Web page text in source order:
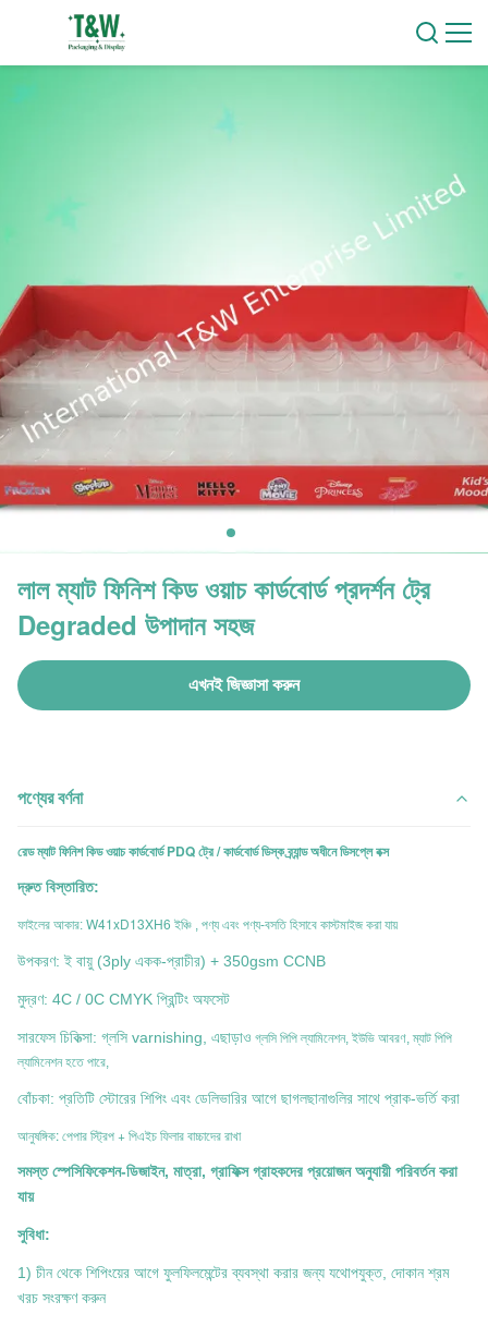
লাল ম্যাট ফিনিশ কিড ওয়াচ কার্ডবোর্ড প্রদর্শন ট্রে
Degraded উপাদান সহজ
এখনই জিজ্ঞাসা করুন
পণ্যের বর্ণনা
রেড ম্যাট ফিনিশ কিড ওয়াচ কার্ডবোর্ড PDQ ট্রে / কার্ডবোর্ড ডিস্ক ব্র্যান্ড অধীনে ডিসপ্লে বক্স
দ্রুত বিস্তারিত:
ফাইলের আকার: W41xD13XH6 ইঞ্চি , পণ্য এবং পণ্য-বসতি হিসাবে কাস্টমাইজ করা যায়
উপকরণ: ই বায়ু (3ply একক-প্রাচীর) + 350gsm CCNB
মুদ্রণ: 4C / 0C CMYK প্রিন্টিং অফসেট
সারফেস চিকিত্সা: গ্লসি varnishing, এছাড়াও গ্লসি পিপি ল্যামিনেশন, ইউভি আবরণ, ম্যাট পিপি
ল্যামিনেশন হতে পারে,
বোঁচকা: প্রতিটি স্টোরের শিপিং এবং ডেলিভারির আগে ছাগলছানাগুলির সাথে প্রাক-ভর্তি করা
আনুষঙ্গিক: পেপার স্ট্রিপ + পিএইচ ফিলার বাচ্চাদের রাখা
সমস্ত স্পেসিফিকেশন-ডিজাইন, মাত্রা, গ্রাফিক্স গ্রাহকদের প্রয়োজন অনুযায়ী পরিবর্তন করা
যায়
সুবিধা:
1) চীন থেকে শিপিংয়ের আগে ফুলফিলমেন্টের ব্যবস্থা করার জন্য যথোপযুক্ত, দোকান শ্রম
খরচ সংরক্ষণ করুন